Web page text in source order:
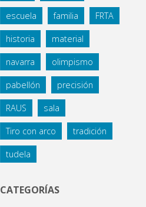
escuela familia FRTA
historia material
navarra olimpismo
pabellón precisión
RAUS sala
Tiro con arco tradición
tudela
CATEGORÍAS